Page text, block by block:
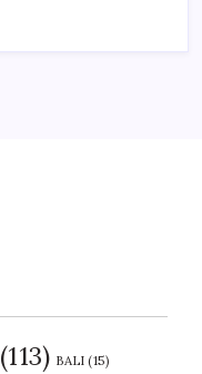
(113) BALI (15)